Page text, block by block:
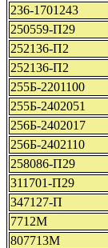
236-1701243
250559-П29
252136-П2
252136-П2
255Б-2201100
255Б-2402051
256Б-2402017
256Б-2402110
258086-П29
311701-П29
347127-П
7712М
807713М